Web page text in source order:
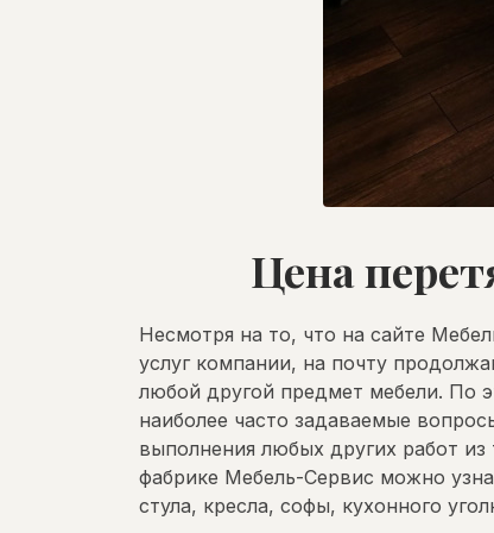
Цена
Несмотря на то, что на сайте
услуг компании, на почту
любой другой предмет мебели. По
наиболее часто задаваемые
выполнения любых других работ
фабрике Мебель-Сервис можно
стула, кресла, софы, кухонного